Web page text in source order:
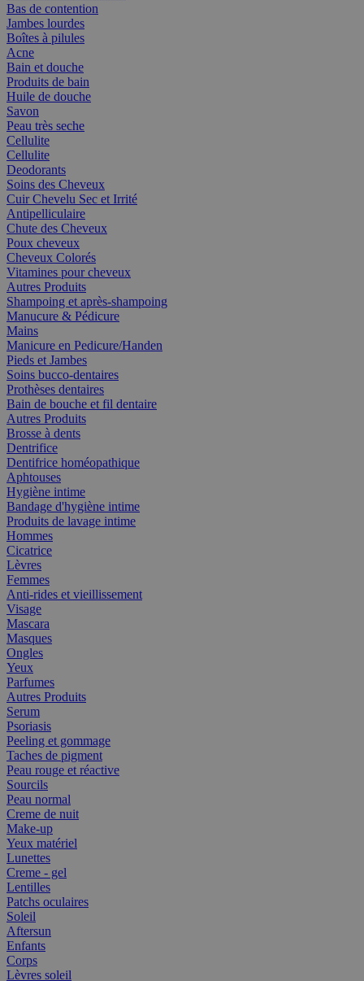
Bas de contention
Jambes lourdes
Boîtes à pilules
Acne
Bain et douche
Produits de bain
Huile de douche
Savon
Peau très seche
Cellulite
Cellulite
Deodorants
Soins des Cheveux
Cuir Chevelu Sec et Irrité
Antipelliculaire
Chute des Cheveux
Poux cheveux
Cheveux Colorés
Vitamines pour cheveux
Autres Produits
Shampoing et après-shampoing
Manucure & Pédicure
Mains
Manicure en Pedicure/Handen
Pieds et Jambes
Soins bucco-dentaires
Prothèses dentaires
Bain de bouche et fil dentaire
Autres Produits
Brosse à dents
Dentrifice
Dentifrice homéopathique
Aphtouses
Hygiène intime
Bandage d'hygiène intime
Produits de lavage intime
Hommes
Cicatrice
Lèvres
Femmes
Anti-rides et vieillissement
Visage
Mascara
Masques
Ongles
Yeux
Parfumes
Autres Produits
Serum
Psoriasis
Peeling et gommage
Taches de pigment
Peau rouge et réactive
Sourcils
Peau normal
Creme de nuit
Make-up
Yeux matériel
Lunettes
Creme - gel
Lentilles
Patchs oculaires
Soleil
Aftersun
Enfants
Corps
Lèvres soleil